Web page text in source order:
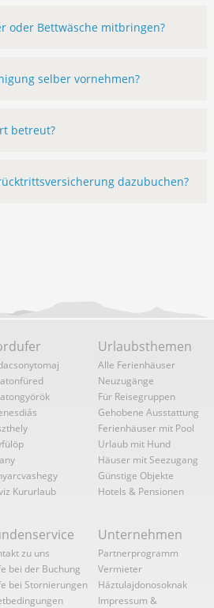
oder Bettwäsche mitbringen?
selber vornehmen?
betreut?
dazubuchen?
Kururlaub
Urlaubsthemen
Alle Ferienhäuser
Neuzugänge
Für Reisegruppen
Gehobene Ausstattung
Ferienhäuser mit Pool
Urlaub mit Hund
Häuser mit Seezugang
Günstige Objekte
Hotels & Pensionen
zu uns
bei der Buchung
bei Stornierungen
Unternehmen
Partnerprogramm
Vermieter
Háztulajdonosoknak
Impressum &